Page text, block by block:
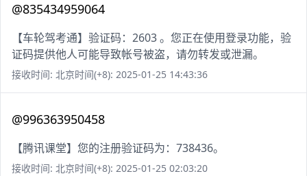
@835434959064
【车轮驾考通】验证码：2603 。您正在使用登录功能，验
证码提供他人可能导致帐号被盗，请勿转发或泄漏。
接收时间: 北京时间(+8): 2025-01-25 14:43:36
@996363950458
【腾讯课堂】您的注册验证码为：738436。
接收时间: 北京时间(+8): 2025-01-25 02:03:20